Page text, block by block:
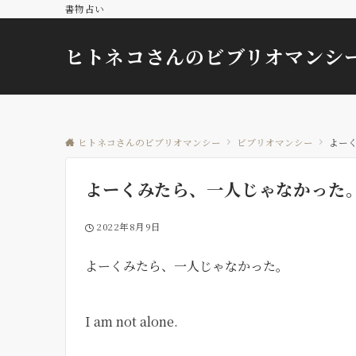
書物占い
ヒトネコさんのビブリオマンシ
ヒトネコさんのビブリオマンシー ビブリオマンシー よー
よーくみたら、一人じゃなかった。
2022年8月9日
よーくみたら、一人じゃなかった。
I am not alone.